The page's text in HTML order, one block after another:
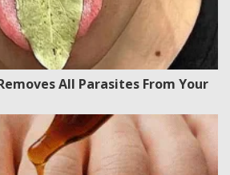
All Parasites From Your